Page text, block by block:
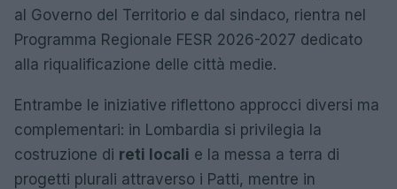
al Governo del Territorio e dal sindaco, rientra nel
Programma Regionale FESR 2026-2027 dedicato
alla riqualificazione delle città medie.
Entrambe le iniziative riflettono approcci diversi ma
complementari: in Lombardia si privilegia la
costruzione di reti locali e la messa a terra di
progetti plurali attraverso i Patti, mentre in